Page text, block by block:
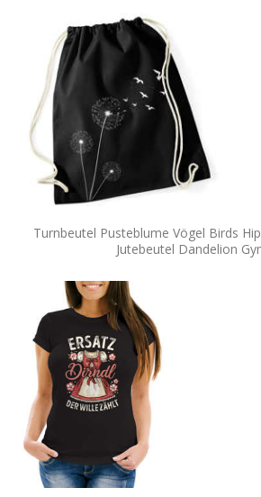
Turnbeutel Pusteblume Vögel Birds
Jutebeutel Dandelion